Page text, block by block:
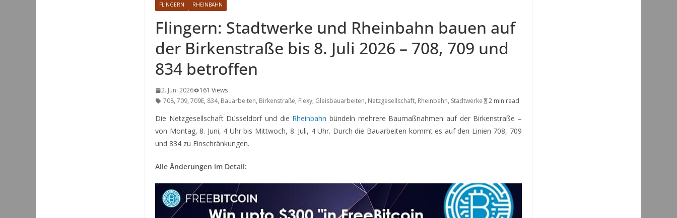
FLINGERN RHEINBAHN
Flingern: Stadtwerke und Rheinbahn bauen auf
der Birkenstraße bis 8. Juli 2026 – 708, 709 und
834 betroffen
2. Juni 2026
161 Views
708, 709, 709E, 834, Bauarbeiten, Birkenstraße, Flexy, Gleisbauarbeiten, Netzgesellschaft, Rheinbahn, Stadtwerke 2 min read
Die Netzgesellschaft Düsseldorf und die Rheinbahn bündeln mehrere Baumaßnahmen auf der Birkenstraße –
von Montag, 8. Juni, 4 Uhr bis Mittwoch, 8. Juli, 4 Uhr. Durch die Bauarbeiten kommt es auf den Linien 708, 709
und 834 zu Einschränkungen.
Alle Änderungen im Detail: